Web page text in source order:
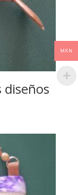
diseños
MXN